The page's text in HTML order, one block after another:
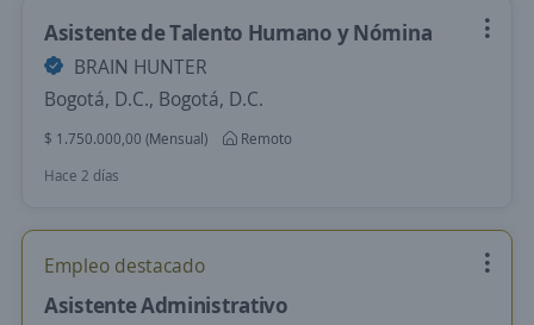
Asistente de Talento Humano y Nómina
BRAIN HUNTER
Bogotá, D.C., Bogotá, D.C.
$ 1.750.000,00 (Mensual)
Remoto
Hace 2 días
Empleo destacado
Asistente Administrativo